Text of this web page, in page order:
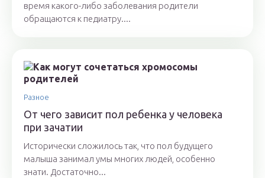
время какого-либо заболевания родители
обращаются к педиатру....
Разное
От чего зависит пол ребенка у человека
при зачатии
Исторически сложилось так, что пол будущего
малыша занимал умы многих людей, особенно
знати. Достаточно...